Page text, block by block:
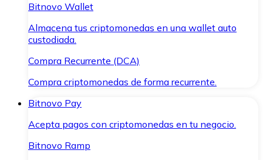
Bitnovo Wallet
Almacena tus criptomonedas en una wallet auto
custodiada.
Compra Recurrente (DCA)
Compra criptomonedas de forma recurrente.
Bitnovo Pay
Acepta pagos con criptomonedas en tu negocio.
Bitnovo Ramp